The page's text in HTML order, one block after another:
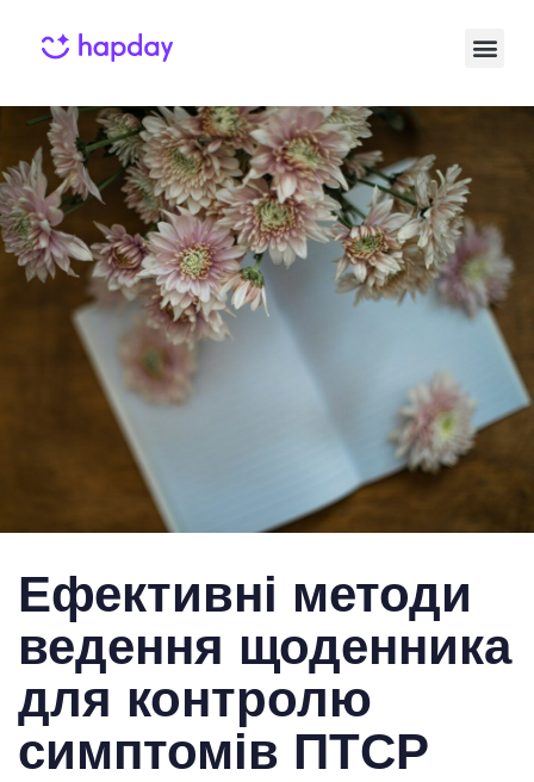
Ефективні методи
ведення щоденника
для контролю
симптомів ПТСР
on: